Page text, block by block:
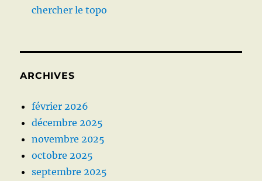
chercher le topo
ARCHIVES
février 2026
décembre 2025
novembre 2025
octobre 2025
septembre 2025